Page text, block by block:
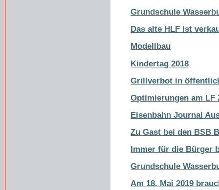
Grundschule
Das alte HLF ist
Modellbau
Kindertag 2018
Grillverbot in
Optimierungen am LF
Eisenbahn Journal
Zu Gast bei den BSB
Immer für die Bürger
Grundschule
Am 18. Mai 2019